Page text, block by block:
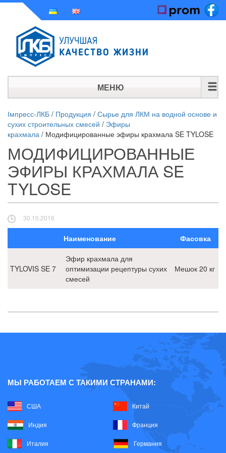
МЕНЮ
ИСТОРИЯ
ПРОДУКЦИЯ
НОВОСТИ
Імпресс-ЛКБ / Продукция / Сырье для ЛКМ на водной основе и
сухих строительных смесей / Эфиры
крахмала / Модифицированные эфиры крахмала SE TYLOSE
МОДИФИЦИРОВАННЫЕ
ЭФИРЫ КРАХМАЛА SE
TYLOSE
30.10.2016
Наименование Фасовка
TYLOVIS SE 7
Эфир крахмала для
оптимизации рецептуры сухих
смесей
Мешок 20 кг
МЫ РАБОТАЕМ С ТАКИМИ СТРАНАМИ:
США Китай
Индия Франция
Италия Германия